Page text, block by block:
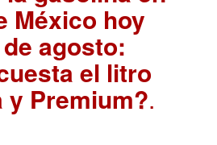
México hoy
agosto:
el litro
y Premium?.